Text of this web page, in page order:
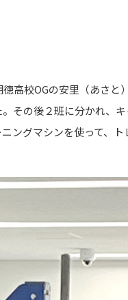
高校OGの安里（あさと
その後２班に分かれ、
ングマシンを使って、ト